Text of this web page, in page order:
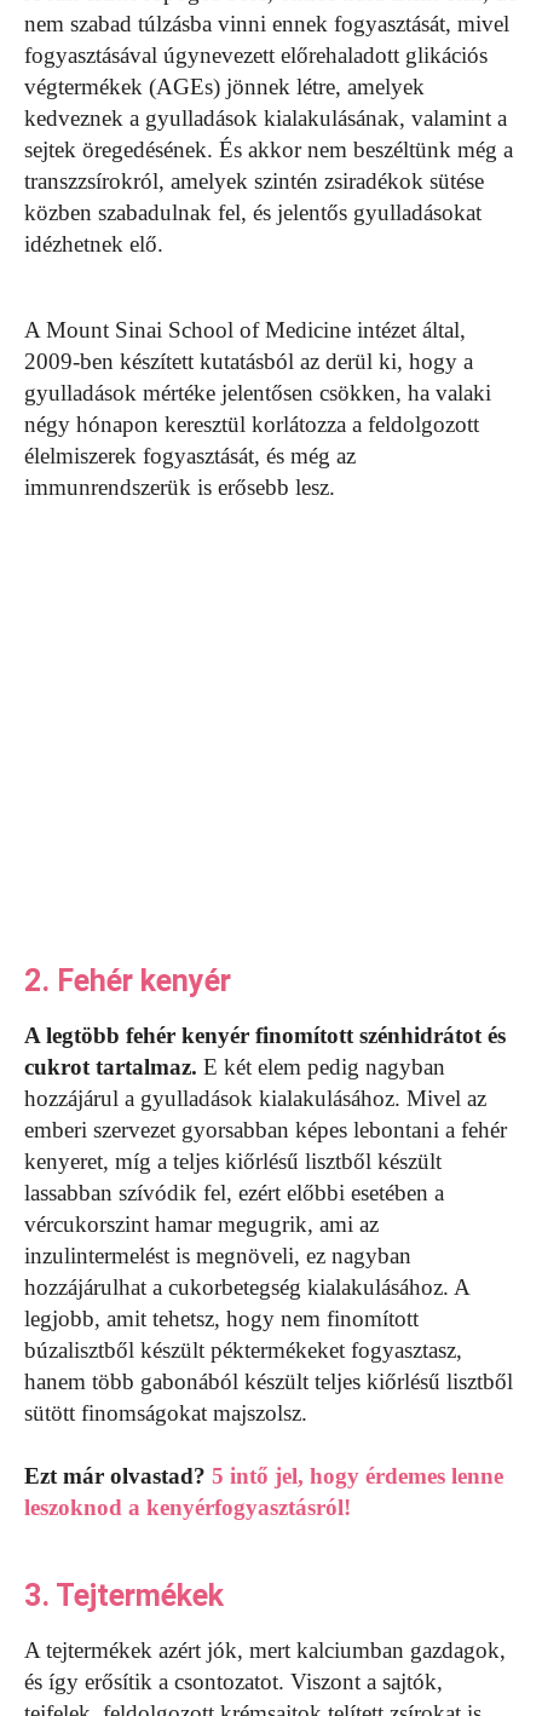
nem szabad túlzásba vinni ennek fogyasztását, mivel
fogyasztásával úgynevezett előrehaladott glikációs
végtermékek (AGEs) jönnek létre, amelyek
kedveznek a gyulladások kialakulásának, valamint a
sejtek öregedésének. És akkor nem beszéltünk még a
transzzsírokról, amelyek szintén zsiradékok sütése
közben szabadulnak fel, és jelentős gyulladásokat
idézhetnek elő.
A Mount Sinai School of Medicine intézet által,
2009-ben készített kutatásból az derül ki, hogy a
gyulladások mértéke jelentősen csökken, ha valaki
négy hónapon keresztül korlátozza a feldolgozott
élelmiszerek fogyasztását, és még az
immunrendszerük is erősebb lesz.
2. Fehér kenyér
A legtöbb fehér kenyér finomított szénhidrátot és
cukrot tartalmaz. E két elem pedig nagyban
hozzájárul a gyulladások kialakulásához. Mivel az
emberi szervezet gyorsabban képes lebontani a fehér
kenyeret, míg a teljes kiőrlésű lisztből készült
lassabban szívódik fel, ezért előbbi esetében a
vércukorszint hamar megugrik, ami az
inzulintermelést is megnöveli, ez nagyban
hozzájárulhat a cukorbetegség kialakulásához. A
legjobb, amit tehetsz, hogy nem finomított
búzalisztből készült péktermékeket fogyasztasz,
hanem több gabonából készült teljes kiőrlésű lisztből
sütött finomságokat majszolsz.
Ezt már olvastad? 5 intő jel, hogy érdemes lenne
leszoknod a kenyérfogyasztásról!
3. Tejtermékek
A tejtermékek azért jók, mert kalciumban gazdagok,
és így erősítik a csontozatot. Viszont a sajtók,